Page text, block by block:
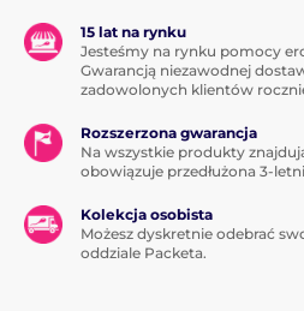
15 lat na rynku
Jesteśmy na rynku pomocy
Gwarancją niezawodnej
zadowolonych klientów
Rozszerzona gwarancja
Na wszystkie produkty
obowiązuje przedłużona 3-
Kolekcja osobista
Możesz dyskretnie odebrać
oddziale Packeta.